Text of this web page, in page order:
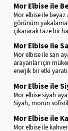
Mor Elbise ile
Mor elbise ile
görünüm
çıkararak taze bir
Mor Elbise ile
Mor elbise ile sarı
arayanlar için
enerjik bir etki
Mor Elbise ile
Mor elbise siyah
Siyah, morun
Mor Elbise ile
Mor elbise ile